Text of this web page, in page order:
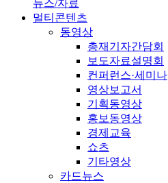
뉴스/자료
멀티콘텐츠
동영상
총재기자간담회
보도자료설명회
컨퍼런스·세미나
영상보고서
기획동영상
홍보동영상
경제교육
쇼츠
기타영상
카드뉴스